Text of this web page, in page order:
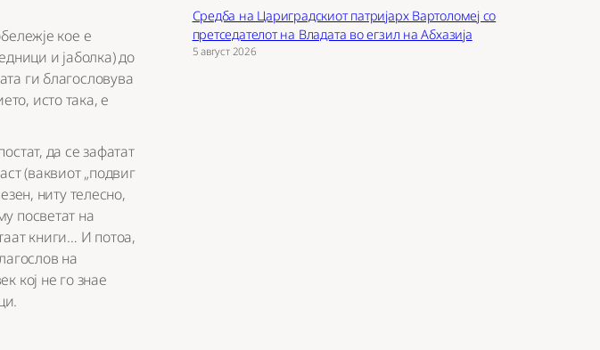
кое е
и јаболка) до
ги благословува
исто така, е
да се зафатат
(ваквиот „подвиг
ниту телесно,
посветат на
книги… И потоа,
на
кој не го знае
Средба на Цариградскиот патријарх Вартоломеј со
претседателот на Владата во егзил на Абхазија
5 август 2026